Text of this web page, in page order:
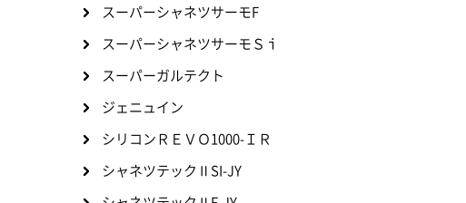
スーパーシャネツサーモF
スーパーシャネツサーモＳｉ
スーパーガルテクト
ジェニュイン
シリコンＲＥＶＯ1000-ＩＲ
シャネツテックⅡSI-JY